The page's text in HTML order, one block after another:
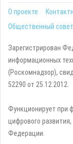
О проекте
Общественный совет
Зарегистрирован
информационных
(Роскомнадзор),
52290 от 25.12.2012.
Функционирует при
цифрового
Федерации.